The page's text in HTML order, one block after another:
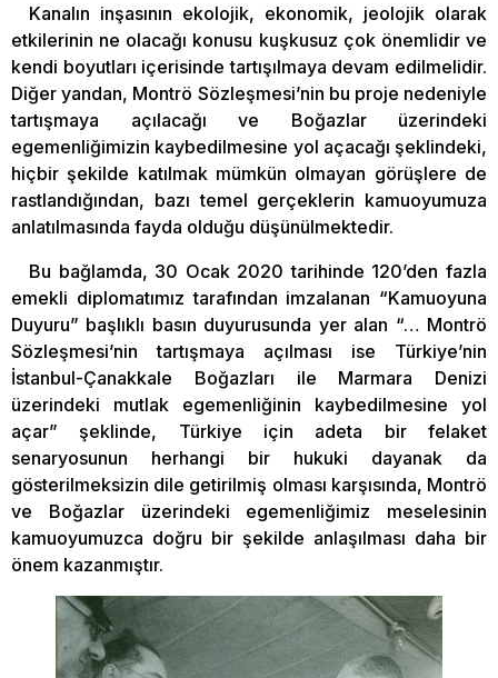
Kanalın inşasının ekolojik, ekonomik, jeolojik olarak
etkilerinin ne olacağı konusu kuşkusuz çok önemlidir ve
kendi boyutları içerisinde tartışılmaya devam edilmelidir.
Diğer yandan, Montrö Sözleşmesi’nin bu proje nedeniyle
tartışmaya açılacağı ve Boğazlar üzerindeki
egemenliğimizin kaybedilmesine yol açacağı şeklindeki,
hiçbir şekilde katılmak mümkün olmayan görüşlere de
rastlandığından, bazı temel gerçeklerin kamuoyumuza
anlatılmasında fayda olduğu düşünülmektedir.
Bu bağlamda, 30 Ocak 2020 tarihinde 120’den fazla
emekli diplomatımız tarafından imzalanan “Kamuoyuna
Duyuru” başlıklı basın duyurusunda yer alan “… Montrö
Sözleşmesi’nin tartışmaya açılması ise Türkiye’nin
İstanbul-Çanakkale Boğazları ile Marmara Denizi
üzerindeki mutlak egemenliğinin kaybedilmesine yol
açar” şeklinde, Türkiye için adeta bir felaket
senaryosunun herhangi bir hukuki dayanak da
gösterilmeksizin dile getirilmiş olması karşısında, Montrö
ve Boğazlar üzerindeki egemenliğimiz meselesinin
kamuoyumuzca doğru bir şekilde anlaşılması daha bir
önem kazanmıştır.